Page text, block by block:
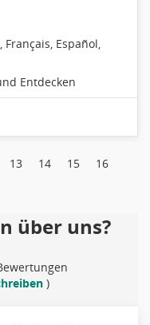
Français, Español,
Entdecken
13 14 15
16
über uns?
)